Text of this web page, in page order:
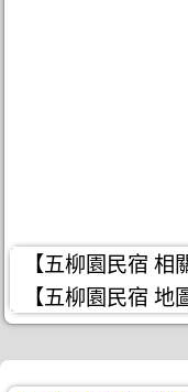
【五柳園民宿 相
【五柳園民宿 地